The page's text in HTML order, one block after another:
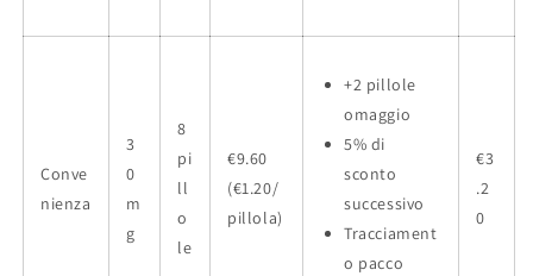
Conve
nienza
3
0
m
g
8
pi
ll
o
le
€9.60
(€1.20/
pillola)
+2 pillole
omaggio
5% di
sconto
successivo
Tracciament
o pacco
€3
.2
0